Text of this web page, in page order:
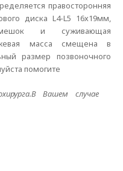
правосторонняя
диска L4-L5 16х19мм,
и суживающая
масса смещена в
размер позвоночного
помогите
Вашем случае